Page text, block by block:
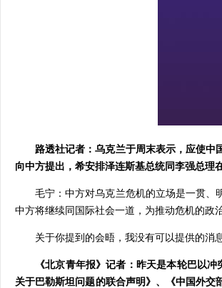
路透社记者：乌克兰于周末表示，应使
向中方提出，希安排泽连斯基总统同李强总理
毛宁：中方对乌克兰危机的立场是一贯、
中方将继续同国际社会一道，为推动危机的政
关于你提到的会晤，我没有可以提供的消息
《北京青年报》记者：昨天是本轮巴以
关于巴勒斯坦问题的联合声明》、《中国外